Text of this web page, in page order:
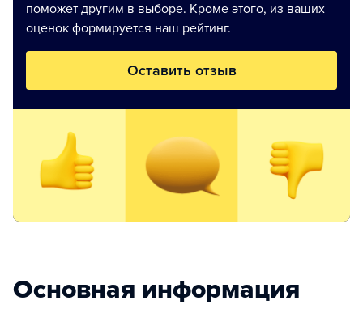
поможет другим в выборе. Кроме этого, из ваших
оценок формируется наш рейтинг.
Оставить отзыв
Основная информация